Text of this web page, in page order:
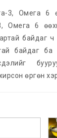
3, Омега 6
Омега 6
байдаг ч
байдаг ба
өргөн